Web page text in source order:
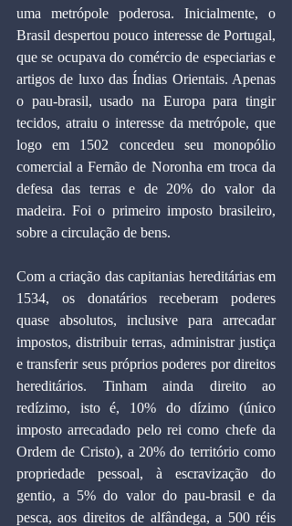
uma metrópole poderosa. Inicialmente, o
Brasil despertou pouco interesse de Portugal,
que se ocupava do comércio de especiarias e
artigos de luxo das Índias Orientais. Apenas
o pau-brasil, usado na Europa para tingir
tecidos, atraiu o interesse da metrópole, que
logo em 1502 concedeu seu monopólio
comercial a Fernão de Noronha em troca da
defesa das terras e de 20% do valor da
madeira. Foi o primeiro imposto brasileiro,
sobre a circulação de bens.
Com a criação das capitanias hereditárias em
1534, os donatários receberam poderes
quase absolutos, inclusive para arrecadar
impostos, distribuir terras, administrar justiça
e transferir seus próprios poderes por direitos
hereditários. Tinham ainda direito ao
redízimo, isto é, 10% do dízimo (único
imposto arrecadado pelo rei como chefe da
Ordem de Cristo), a 20% do território como
propriedade pessoal, à escravização do
gentio, a 5% do valor do pau-brasil e da
pesca, aos direitos de alfândega, a 500 réis